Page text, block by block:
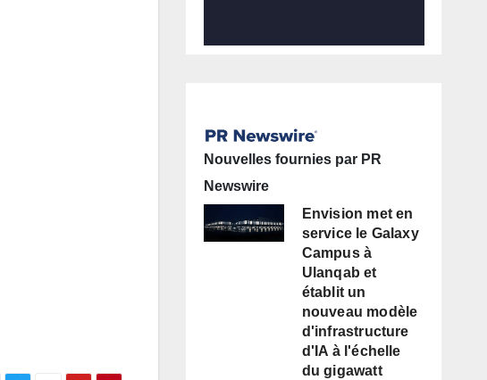
Nouvelles fournies par PR
Newswire
Envision met en
service le Galaxy
Campus à
Ulanqab et
établit un
nouveau modèle
d'infrastructure
d'IA à l'échelle
du gigawatt